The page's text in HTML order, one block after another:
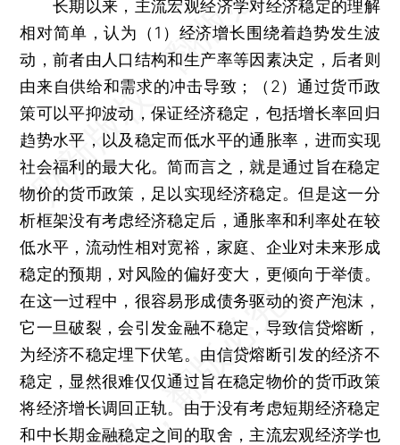
长期以来，主流宏观经济学对经济稳定的理解
相对简单，认为（1）经济增长围绕着趋势发生波
动，前者由人口结构和生产率等因素决定，后者则
由来自供给和需求的冲击导致；（2）通过货币政
策可以平抑波动，保证经济稳定，包括增长率回归
趋势水平，以及稳定而低水平的通胀率，进而实现
社会福利的最大化。简而言之，就是通过旨在稳定
物价的货币政策，足以实现经济稳定。但是这一分
析框架没有考虑经济稳定后，通胀率和利率处在较
低水平，流动性相对宽裕，家庭、企业对未来形成
稳定的预期，对风险的偏好变大，更倾向于举债。
在这一过程中，很容易形成债务驱动的资产泡沫，
它一旦破裂，会引发金融不稳定，导致信贷熔断，
为经济不稳定埋下伏笔。由信贷熔断引发的经济不
稳定，显然很难仅仅通过旨在稳定物价的货币政策
将经济增长调回正轨。由于没有考虑短期经济稳定
和中长期金融稳定之间的取舍，主流宏观经济学也